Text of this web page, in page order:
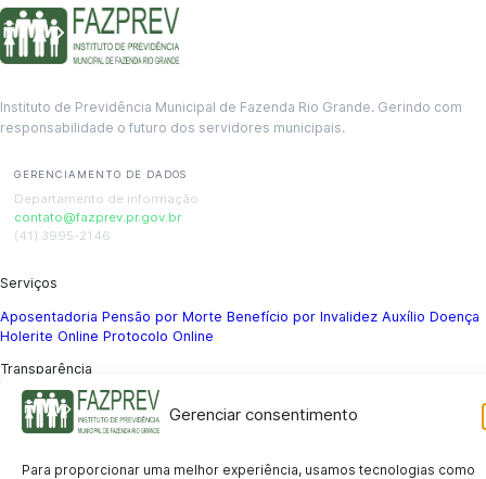
Gerenciar consentimento
Para proporcionar uma melhor experiência, usamos tecnologias como
Instituto de Previdência Municipal de Fazenda Rio Grande. Gerindo com
responsabilidade o futuro dos servidores municipais.
GERENCIAMENTO DE DADOS
Departamento de informação
contato@fazprev.pr.gov.br
(41) 3995-2146
Serviços
Aposentadoria Pensão por Morte Benefício por Invalidez Auxílio Doença
Holerite Online Protocolo Online
Transparência
Portal da Transparência
informação